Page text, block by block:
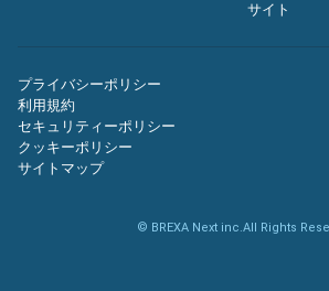
サイト
プライバシーポリシー
利用規約
セキュリティーポリシー
クッキーポリシー
サイトマップ
© BREXA Next inc.All Rights